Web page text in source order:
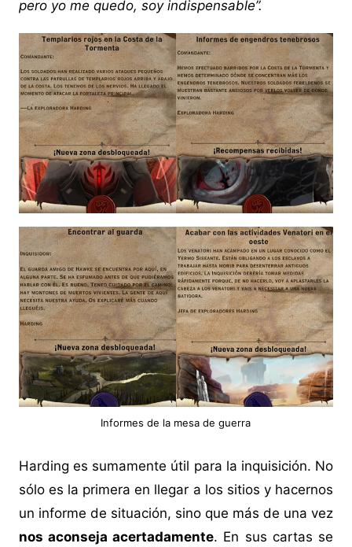
pero yo me quedo, soy indispensable”.
Informes de la mesa de guerra
Harding es sumamente útil para la inquisición. No
sólo es la primera en llegar a los sitios y hacernos
un informe de situación, sino que más de una vez
nos aconseja acertadamente. En sus cartas se